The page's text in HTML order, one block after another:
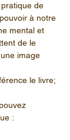
de
à notre
mental et
de le
image
le livre;
: